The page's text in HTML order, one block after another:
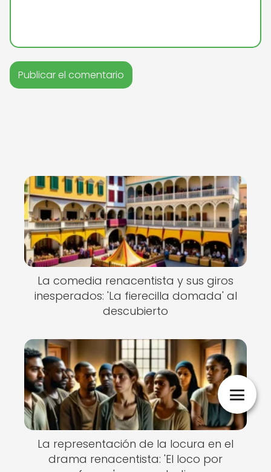
La comedia renacentista y sus giros
inesperados: 'La fierecilla domada' al
descubierto
La representación de la locura en el
drama renacentista: 'El loco por